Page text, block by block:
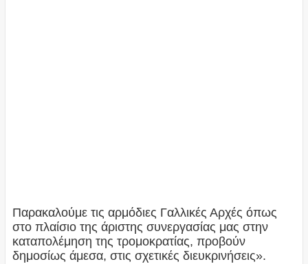
Παρακαλούμε τις αρμόδιες Γαλλικές Αρχές όπως
στο πλαίσιο της άριστης συνεργασίας μας στην
καταπολέμηση της τρομοκρατίας, προβούν
δημοσίως άμεσα, στις σχετικές διευκρινήσεις».